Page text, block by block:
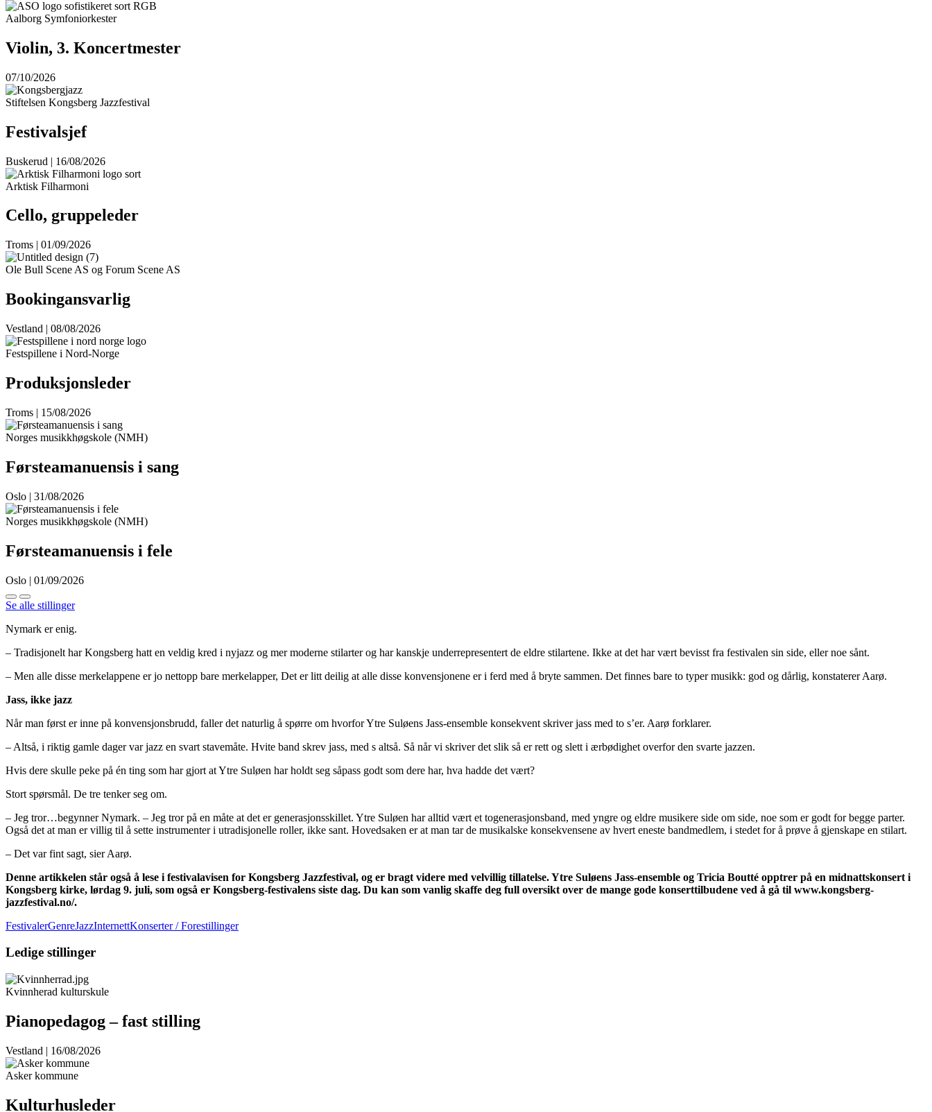
Aalborg Symfoniorkester
Violin, 3. Koncertmester
07/10/2026
Stiftelsen Kongsberg Jazzfestival
Festivalsjef
Buskerud | 16/08/2026
Arktisk Filharmoni
Cello, gruppeleder
Troms | 01/09/2026
Ole Bull Scene AS og Forum Scene AS
Bookingansvarlig
Vestland | 08/08/2026
Festspillene i Nord-Norge
Produksjonsleder
Troms | 15/08/2026
Norges musikkhøgskole (NMH)
Førsteamanuensis i sang
Oslo | 31/08/2026
Norges musikkhøgskole (NMH)
Førsteamanuensis i fele
Oslo | 01/09/2026
Se alle stillinger
Nymark er enig.
– Tradisjonelt har Kongsberg hatt en veldig kred i nyjazz og mer moderne stilarter og har kanskje underrepresentert de eldre stilartene. Ikke at det har vært bevisst fra festivalen sin side, eller noe sånt.
– Men alle disse merkelappene er jo nettopp bare merkelapper, Det er litt deilig at alle disse konvensjonene er i ferd med å bryte sammen. Det finnes bare to typer musikk: god og dårlig, konstaterer Aarø.
Jass, ikke jazz
Når man først er inne på konvensjonsbrudd, faller det naturlig å spørre om hvorfor Ytre Suløens Jass-ensemble konsekvent skriver jass med to s’er. Aarø forklarer.
– Altså, i riktig gamle dager var jazz en svart stavemåte. Hvite band skrev jass, med s altså. Så når vi skriver det slik så er rett og slett i ærbødighet overfor den svarte jazzen.
Hvis dere skulle peke på én ting som har gjort at Ytre Suløen har holdt seg såpass godt som dere har, hva hadde det vært?
Stort spørsmål. De tre tenker seg om.
– Jeg tror…begynner Nymark. – Jeg tror på en måte at det er generasjonsskillet. Ytre Suløen har alltid vært et togenerasjonsband, med yngre og eldre musikere side om side, noe som er godt for begge parter.
Også det at man er villig til å sette instrumenter i utradisjonelle roller, ikke sant. Hovedsaken er at man tar de musikalske konsekvensene av hvert eneste bandmedlem, i stedet for å prøve å gjenskape en stilart.
– Det var fint sagt, sier Aarø.
Denne artikkelen står også å lese i festivalavisen for Kongsberg Jazzfestival, og er bragt videre med velvillig tillatelse. Ytre Suløens Jass-ensemble og Tricia Boutté opptrer på en midnattskonsert i
Kongsberg kirke, lørdag 9. juli, som også er Kongsberg-festivalens siste dag. Du kan som vanlig skaffe deg full oversikt over de mange gode konserttilbudene ved å gå til www.kongsberg-
jazzfestival.no/.
FestivalerGenreJazzInternettKonserter / Forestillinger
Ledige stillinger
Kvinnherad kulturskule
Pianopedagog – fast stilling
Vestland | 16/08/2026
Asker kommune
Kulturhusleder